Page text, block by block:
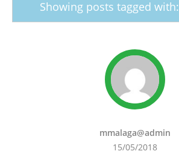
Showing posts tagged with:
mmalaga@admin
15/05/2018